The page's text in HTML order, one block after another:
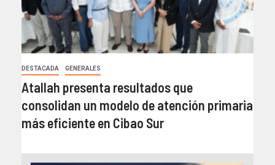
DESTACADA GENERALES
Atallah presenta resultados que
consolidan un modelo de atención primaria
más eficiente en Cibao Sur